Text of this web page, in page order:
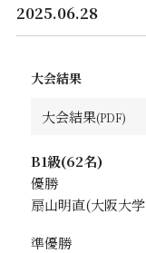
2025.06.28
大会結果
大会結果
B1級(62名)
優勝
扇山明直
準優勝